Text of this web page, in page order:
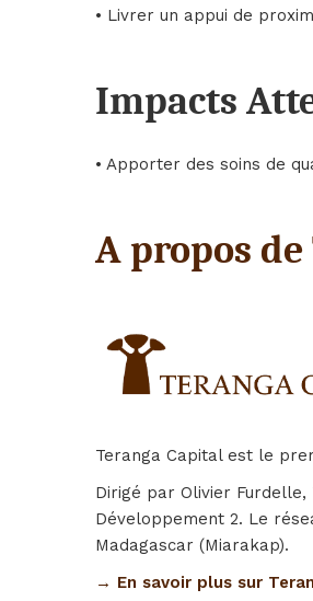
• Livrer un appui de
Impacts
• Apporter des soins de
A propos
Teranga Capital est le
Dirigé par Olivier
Développement 2. Le
Madagascar (Miarakap).
→ En savoir plus sur